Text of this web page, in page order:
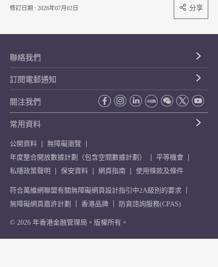
修訂日期 : 2026年07月02日 分享
聯絡我們
訂閱電郵通知
關注我們
常用資料
公開資料
無障礙瀏覽
年度整合開放數據計劃（包含空間數據計劃）
平等機會
私隱政策聲明
保安資料 網頁指南 使用條款及條件
符合萬維網聯盟有關無障礙網頁設計指引中2A級別的要求
無障礙網頁嘉許計劃
香港品牌 防貪諮詢服務(CPAS)
© 2026 年香港金融管理局。版權所有。